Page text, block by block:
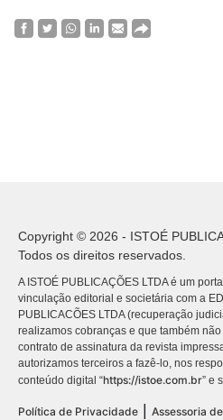
Copyright © 2026 - ISTOÉ
Todos os direitos reservados.
A ISTOÉ PUBLICAÇÕES LTDA é um
vinculação editorial e societária com a
PUBLICACÕES LTDA (recuperação
realizamos cobranças e que também
contrato de assinatura da revista
autorizamos terceiros a fazê-lo, nos
conteúdo digital “https://istoe.com.br” e
Política de Privacidade | Assessoria